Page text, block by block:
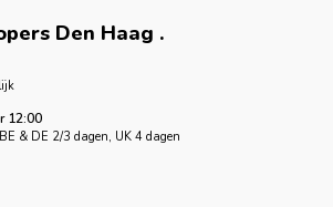
Den Haag .
12:00
& DE 2/3 dagen, UK 4 dagen